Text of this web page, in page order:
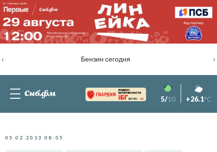
Бензин сегодня
‹ ›
82.76% -1.2 5/10 +26.1°C
05.02.2013 08:05